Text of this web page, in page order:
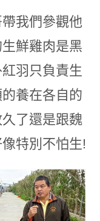
我們參觀他
鮮雞肉是黑
羽只負責生
養在各自的
了還是跟魏
特別不怕生!